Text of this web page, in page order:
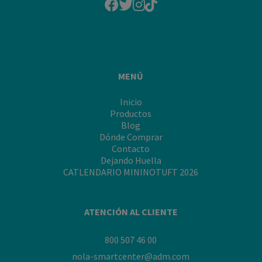
"Recomendaciones
MENÚ
Inicio
Productos
Blog
Dónde Comprar
Contacto
Dejando Huella
CATLENDARIO MININOTUFT 2026
ATENCIÓN AL CLIENTE
800 507 46 00
nola-smartcenter@adm.com